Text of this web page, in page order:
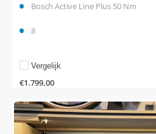
Bosch Active Line Plus 50 Nm
8
€1.799,00
Vergelijk